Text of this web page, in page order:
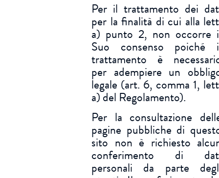
Per il trattamento dei
per la finalità di cui alla
a) punto 2, non occorre
Suo consenso poiché
trattamento è
per adempiere un
legale (art. 6, comma 1,
a) del Regolamento).
Per la consultazione
pagine pubbliche di
sito non è richiesto
conferimento di
personali da parte